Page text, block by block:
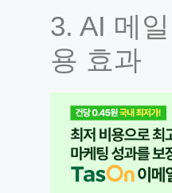
3. AI 메
용 효과